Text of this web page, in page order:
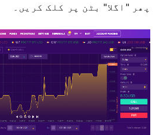
پھر "اگلا" بٹن پر کلک کریں۔